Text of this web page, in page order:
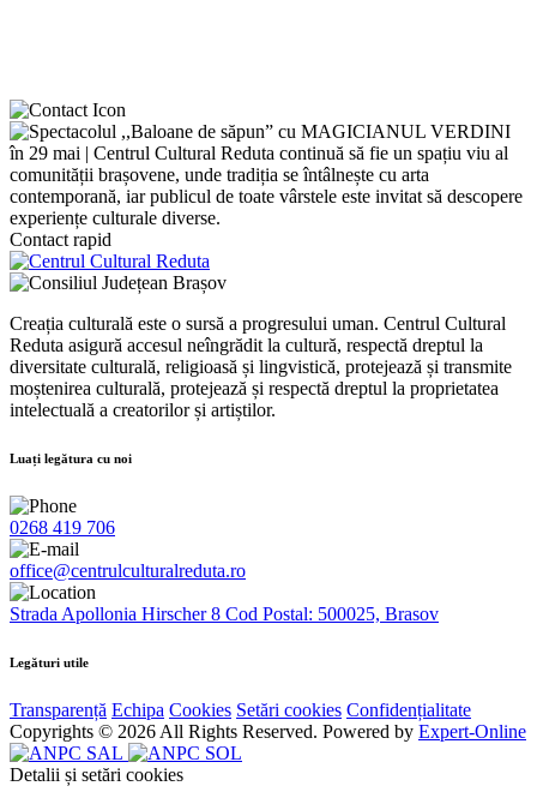
Contact rapid
Creația culturală este o sursă a progresului uman. Centrul Cultural
Reduta asigură accesul neîngrădit la cultură, respectă dreptul la
diversitate culturală, religioasă și lingvistică, protejează și transmite
moștenirea culturală, protejează și respectă dreptul la proprietatea
intelectuală a creatorilor și artiștilor.
Luați legătura cu noi
0268 419 706
office@centrulculturalreduta.ro
Strada Apollonia Hirscher 8 Cod Postal: 500025, Brasov
Legături utile
Transparență Echipa Cookies Setări cookies Confidențialitate
Copyrights © 2026 All Rights Reserved. Powered by Expert-Online
Detalii și setări cookies